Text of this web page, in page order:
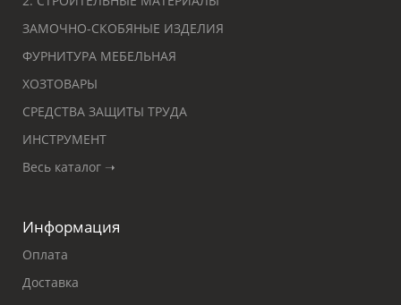
ЗАМОЧНО-СКОБЯНЫЕ ИЗДЕЛИЯ
ФУРНИТУРА МЕБЕЛЬНАЯ
ХОЗТОВАРЫ
СРЕДСТВА ЗАЩИТЫ ТРУДА
ИНСТРУМЕНТ
Весь каталог ➝
Информация
Оплата
Доставка